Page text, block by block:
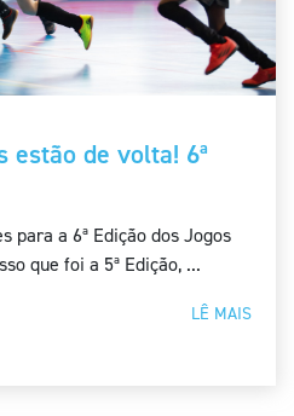
estão de volta! 6ª
para a 6ª Edição dos Jogos
que foi a 5ª Edição, ...
LÊ MAIS